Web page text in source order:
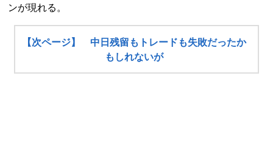
ンが現れる。
【次ページ】 中日残留もトレードも失敗だったか
もしれないが